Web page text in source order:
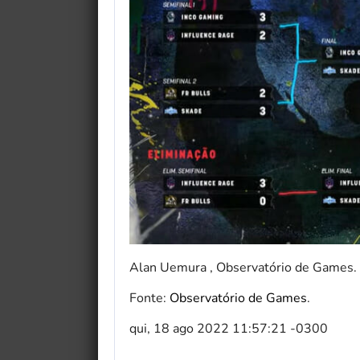
Alan Uemura , Observatório de Games.
Fonte: Observatório de Games.
qui, 18 ago 2022 11:57:21 -0300